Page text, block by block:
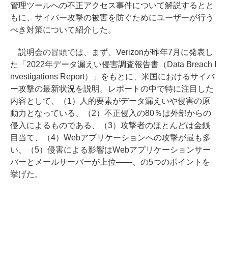
管理ツールへの不正アクセス事件について解説するとと
もに、サイバー攻撃の被害を防ぐためにユーザーが行う
べき対策について紹介した。
説明会の冒頭では、まず、Verizonが昨年7月に発表し
た「2022年データ漏えい侵害調査報告書（Data Breach I
nvestigations Report）」をもとに、米国におけるサイバ
ー攻撃の最新状況を説明。レポートの中で特に注目した
内容として、（1）人的要素がデータ漏えいや侵害の原
動力となっている、（2）不正侵入の80％は外部からの
侵入によるものである、（3）攻撃者のほとんどは金銭
目当て、（4）Webアプリケーションへの攻撃が最も多
い、（5）侵害による影響はWebアプリケーションサー
バーとメールサーバーが上位――、の5つのポイントを
挙げた。